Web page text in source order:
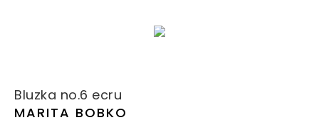
Bluzka no.6 ecru
MARITA BOBKO